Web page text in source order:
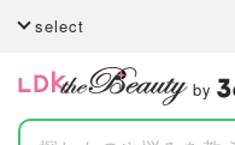
select
by